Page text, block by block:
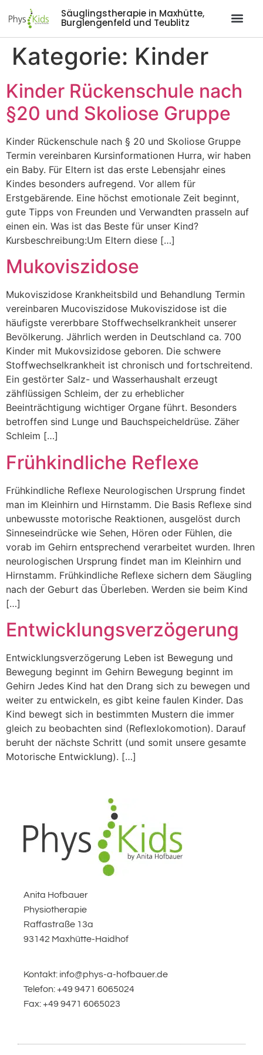
Säuglingstherapie in Maxhütte,
Burglengenfeld und Teublitz
Kategorie: Kinder
Kinder Rückenschule nach
§20 und Skoliose Gruppe
Kinder Rückenschule nach § 20 und Skoliose Gruppe
Termin vereinbaren Kursinformationen Hurra, wir haben
ein Baby. Für Eltern ist das erste Lebensjahr eines
Kindes besonders aufregend. Vor allem für
Erstgebärende. Eine höchst emotionale Zeit beginnt,
gute Tipps von Freunden und Verwandten prasseln auf
einen ein. Was ist das Beste für unser Kind?
Kursbeschreibung:Um Eltern diese […]
Mukoviszidose
Mukoviszidose Krankheitsbild und Behandlung Termin
vereinbaren Mucoviszidose Mukoviszidose ist die
häufigste vererbbare Stoffwechselkrankheit unserer
Bevölkerung. Jährlich werden in Deutschland ca. 700
Kinder mit Mukovsizidose geboren. Die schwere
Stoffwechselkrankheit ist chronisch und fortschreitend.
Ein gestörter Salz- und Wasserhaushalt erzeugt
zähflüssigen Schleim, der zu erheblicher
Beeinträchtigung wichtiger Organe führt. Besonders
betroffen sind Lunge und Bauchspeicheldrüse. Zäher
Schleim […]
Frühkindliche Reflexe
Frühkindliche Reflexe Neurologischen Ursprung findet
man im Kleinhirn und Hirnstamm. Die Basis Reflexe sind
unbewusste motorische Reaktionen, ausgelöst durch
Sinneseindrücke wie Sehen, Hören oder Fühlen, die
vorab im Gehirn entsprechend verarbeitet wurden. Ihren
neurologischen Ursprung findet man im Kleinhirn und
Hirnstamm. Frühkindliche Reflexe sichern dem Säugling
nach der Geburt das Überleben. Werden sie beim Kind
[…]
Entwicklungsverzögerung
Entwicklungsverzögerung Leben ist Bewegung und
Bewegung beginnt im Gehirn Bewegung beginnt im
Gehirn Jedes Kind hat den Drang sich zu bewegen und
weiter zu entwickeln, es gibt keine faulen Kinder. Das
Kind bewegt sich in bestimmten Mustern die immer
gleich zu beobachten sind (Reflexlokomotion). Darauf
beruht der nächste Schritt (und somit unsere gesamte
Motorische Entwicklung). […]
Anita Hofbauer
Physiotherapie
Raffastraße 13a
93142 Maxhütte-Haidhof
Kontakt: info@phys-a-hofbauer.de
Telefon: +49 9471 6065024
Fax: +49 9471 6065023